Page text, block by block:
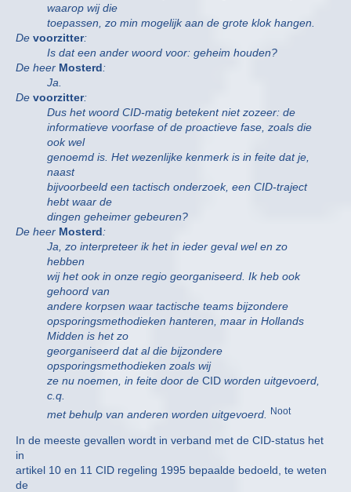
waarop wij die
toepassen, zo min mogelijk aan de grote klok hangen.
De voorzitter:
Is dat een ander woord voor: geheim houden?
De heer Mosterd:
Ja.
De voorzitter:
Dus het woord CID-matig betekent niet zozeer: de
informatieve voorfase of de proactieve fase, zoals die
ook wel
genoemd is. Het wezenlijke kenmerk is in feite dat je,
naast
bijvoorbeeld een tactisch onderzoek, een CID-traject
hebt waar de
dingen geheimer gebeuren?
De heer Mosterd:
Ja, zo interpreteer ik het in ieder geval wel en zo
hebben
wij het ook in onze regio georganiseerd. Ik heb ook
gehoord van
andere korpsen waar tactische teams bijzondere
opsporingsmethodieken hanteren, maar in Hollands
Midden is het zo
georganiseerd dat al die bijzondere
opsporingsmethodieken zoals wij
ze nu noemen, in feite door de CID worden uitgevoerd,
c.q.
met behulp van anderen worden uitgevoerd.
Noot
In de meeste gevallen wordt in verband met de CID-status het
in
artikel 10 en 11 CID regeling 1995 bepaalde bedoeld, te weten
de